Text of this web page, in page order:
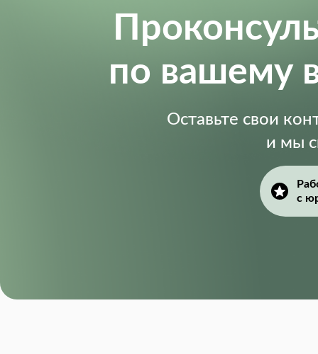
по вашему
Оставьте свои
и мы
с